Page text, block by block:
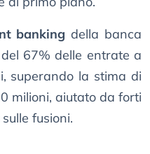
banking della banca
67% delle entrate a
superando la stima di
milioni, aiutato da forti
fusioni.